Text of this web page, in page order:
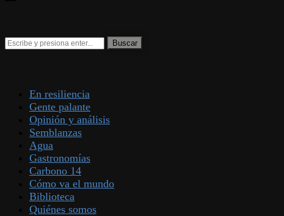
En resiliencia
Gente palante
Opinión y análisis
Semblanzas
Agua
Gastronomías
Carbono 14
Cómo va el mundo
Biblioteca
Quiénes somos